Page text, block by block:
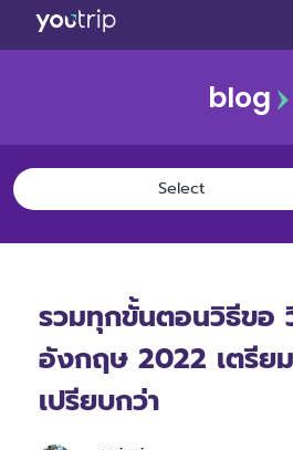
blog
รวมทุกขั้นตอนวิธีขอ
อังกฤษ 2022 เตรีย
เปรียบกว่า